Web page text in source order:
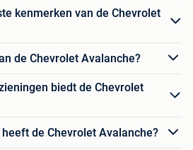
kenmerken van de Chevrolet
de Chevrolet Avalanche?
biedt de Chevrolet
de Chevrolet Avalanche?